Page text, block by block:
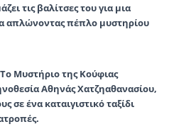
τις βαλίτσες του για μια
απλώνοντας πέπλο μυστηρίου
Μυστήριο της Κούφιας
Αθηνάς Χατζηαθανασίου,
σε ένα καταιγιστικό ταξίδι